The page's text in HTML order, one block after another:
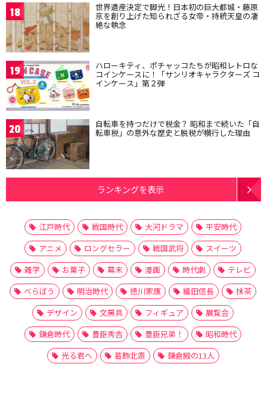
18 世界遺産決定で脚光！日本初の巨大都城・藤原
京を創り上げた知られざる女帝・持統天皇の凄
絶な執念
19 ハローキティ、ポチャッコたちが昭和レトロな
コインケースに！「サンリオキャラクターズ コ
インケース」第２弾
20 自転車を持つだけで税金？ 昭和まで続いた「自
転車税」の意外な歴史と脱税が横行した理由
ランキングを表示
江戸時代 戦国時代 大河ドラマ
平安時代
アニメ
ロングセラー 戦国武将
スイーツ
雑学
お菓子 幕末 漫画 時代劇
テレビ
べらぼう
明治時代 徳川家康 織田信長
抹茶
デザイン
文房具 フィギュア
展覧会
鎌倉時代
豊臣秀吉 豊臣兄弟！
昭和時代
光る君へ
葛飾北斎 鎌倉殿の13人